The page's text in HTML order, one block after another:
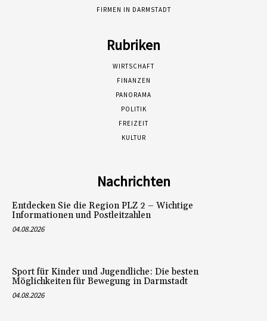
FIRMEN IN DARMSTADT
Rubriken
WIRTSCHAFT
FINANZEN
PANORAMA
POLITIK
FREIZEIT
KULTUR
Nachrichten
Entdecken Sie die Region PLZ 2 – Wichtige
Informationen und Postleitzahlen
04.08.2026
Sport für Kinder und Jugendliche: Die besten
Möglichkeiten für Bewegung in Darmstadt
04.08.2026